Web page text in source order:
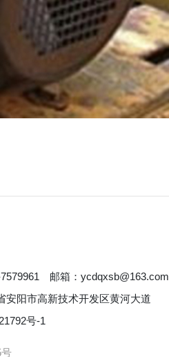
7579961 邮箱：ycdqxsb@163.com
安阳市高新技术开发区黄河大道
号-1